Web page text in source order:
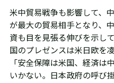
米中貿易戦争も影響して、
が最大の貿易相手となり、
資も目を見張る伸びを示し
国のプレゼンスは米日欧を
「安全保障は米国、経済は
いかない。日本政府の呼び